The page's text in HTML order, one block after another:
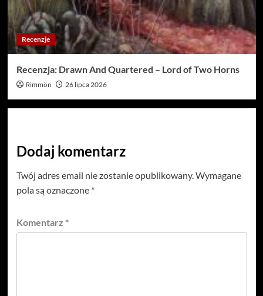
Recenzje
Recenzja: Drawn And Quartered – Lord of Two Horns
Rimmön 26 lipca 2026
Dodaj komentarz
Twój adres email nie zostanie opublikowany. Wymagane
pola są oznaczone *
Komentarz *